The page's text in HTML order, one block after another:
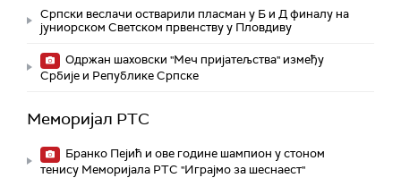
Српски веслачи остварили пласман у Б и Д финалу на
јуниорском Светском првенству у Пловдиву
Одржан шаховски "Меч пријатељства" између
Србије и Републике Српске
Меморијал РТС
Бранко Пејић и ове године шампион у стоном
тенису Меморијала РТС "Играјмо за шеснаест"